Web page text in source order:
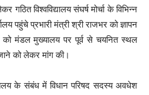
गठित विश्वविद्यालय संघर्ष मोर्चा के विभिन्न
पहुंचे प्रभारी मंत्री श्री राजभर को ज्ञापन
को मंडल मुख्यालय पर पूर्व से चयनित स्थल
को लेकर मांग की।
के संबंध में विधान परिषद सदस्य अवधेश